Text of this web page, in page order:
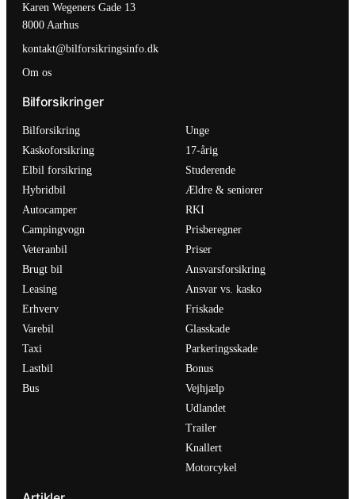
Karen Wegeners Gade 13
8000 Aarhus
kontakt@bilforsikringsinfo.dk
Om os
Bilforsikringer
Bilforsikring
Kaskoforsikring
Elbil forsikring
Hybridbil
Autocamper
Campingvogn
Veteranbil
Brugt bil
Leasing
Erhverv
Varebil
Taxi
Lastbil
Bus
Unge
17-årig
Studerende
Ældre & seniorer
RKI
Prisberegner
Priser
Ansvarsforsikring
Ansvar vs. kasko
Friskade
Glasskade
Parkeringsskade
Bonus
Vejhjælp
Udlandet
Trailer
Knallert
Motorcykel